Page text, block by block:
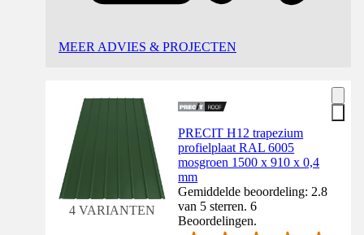
MEER ADVIES & PROJECTEN
4 VARIANTEN
PRECIT H12 trapezium
profielplaat RAL 6005
mosgroen 1500 x 910 x 0,4
mm
Gemiddelde beoordeling: 2.8
van 5 sterren. 6
Beoordelingen.